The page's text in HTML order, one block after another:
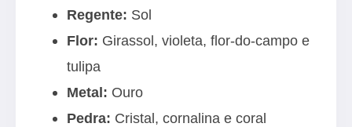
Regente: Sol
Flor: Girassol, violeta, flor-do-campo e
tulipa
Metal: Ouro
Pedra: Cristal, cornalina e coral